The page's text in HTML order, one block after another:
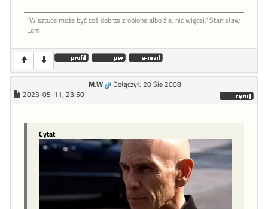
"W sztu­ce może być coś dob­rze zro­bione al­bo źle, nic więcej." Stanisław
Lem
M.W
Dołączył: 20 Sie 2008
2023-05-11, 23:50
Cytat